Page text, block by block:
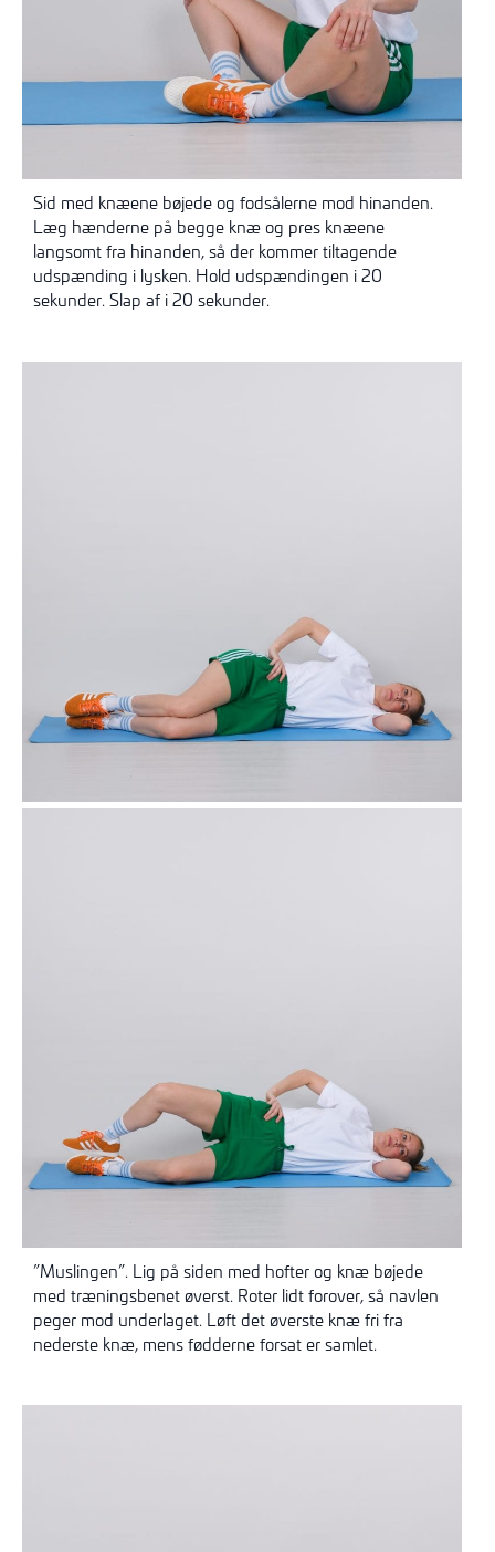
Sid med knæene bøjede og fodsålerne mod hinanden.
Læg hænderne på begge knæ og pres knæene
langsomt fra hinanden, så der kommer tiltagende
udspænding i lysken. Hold udspændingen i 20
sekunder. Slap af i 20 sekunder.
”Muslingen”. Lig på siden med hofter og knæ bøjede
med træningsbenet øverst. Roter lidt forover, så navlen
peger mod underlaget. Løft det øverste knæ fri fra
nederste knæ, mens fødderne forsat er samlet.